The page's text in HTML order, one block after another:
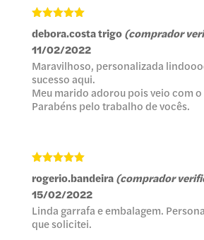
de 5
debora.costa trigo(comprador
11/02/2022
Maravilhoso, personalizada
sucesso aqui.
Meu marido adorou pois veio com
Parabéns pelo trabalho de vocês.
de 5
rogerio.bandeira(comprador
15/02/2022
Linda garrafa e embalagem.
que solicitei.